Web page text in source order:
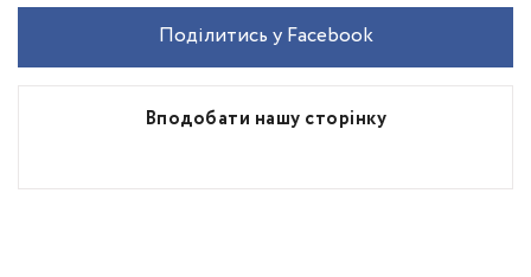
Вподобати нашу сторінку
Поділитись у Facebook